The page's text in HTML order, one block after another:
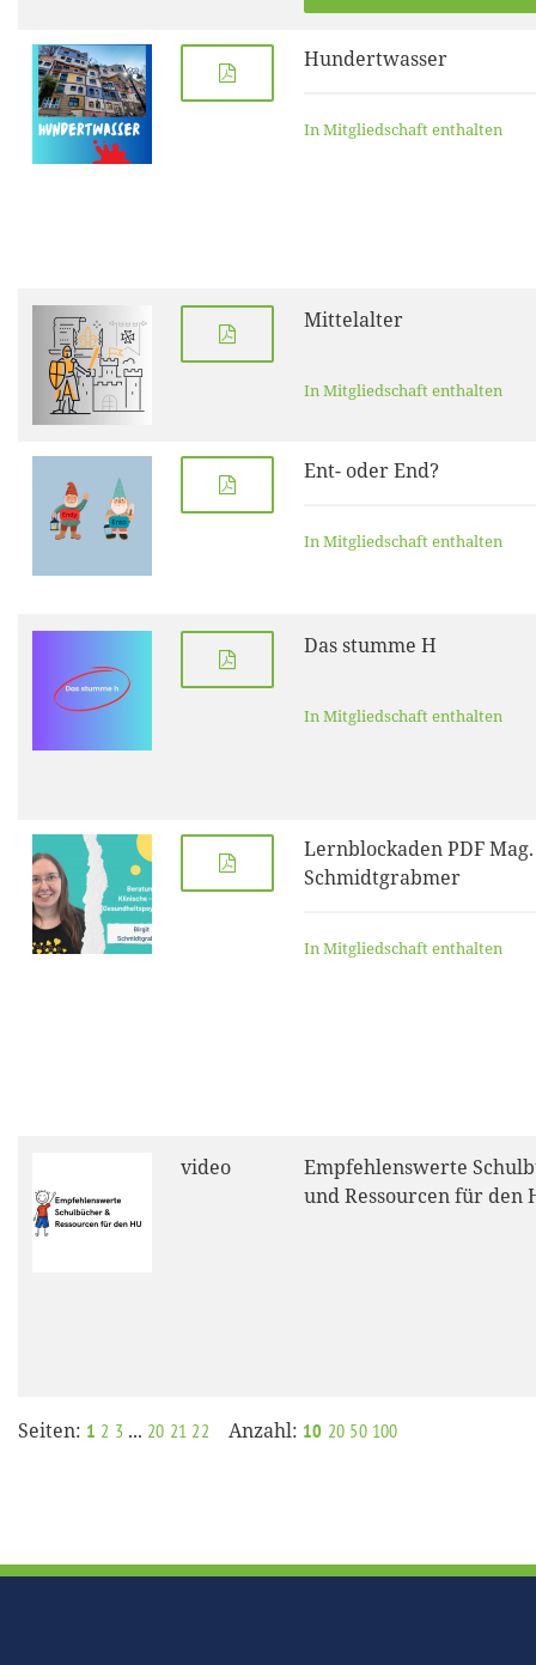
Hundertwasser
In Mitgliedschaft enthalten
Mittelalter
In Mitgliedschaft enthalten
Ent- oder End?
In Mitgliedschaft enthalten
Das stumme H
In Mitgliedschaft enthalten
Lernblockaden PDF
Schmidtgrabmer
In Mitgliedschaft enthalten
video
Empfehlenswerte
und Ressourcen für den
Seiten: 1 2 3 ... 20 21 22 Anzahl: 10 20 50 100